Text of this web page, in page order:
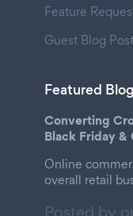
Feature
Guest Blog Post
Featured
Converting
Black Friday
Online
overall retail